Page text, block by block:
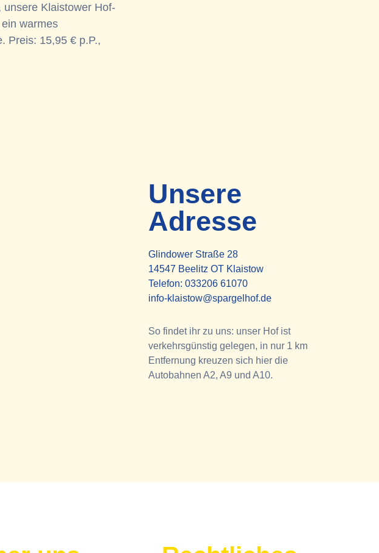
Klaistower Hof-
warmes
Preis: 15,95 € p.P.,
Unsere
Adresse
Glindower Straße 28
14547 Beelitz OT Klaistow
Telefon: 033206 61070
info-klaistow@spargelhof.de
So findet ihr zu uns: unser Hof ist
verkehrsgünstig gelegen, in nur 1 km
Entfernung kreuzen sich hier die
Autobahnen A2, A9 und A10.